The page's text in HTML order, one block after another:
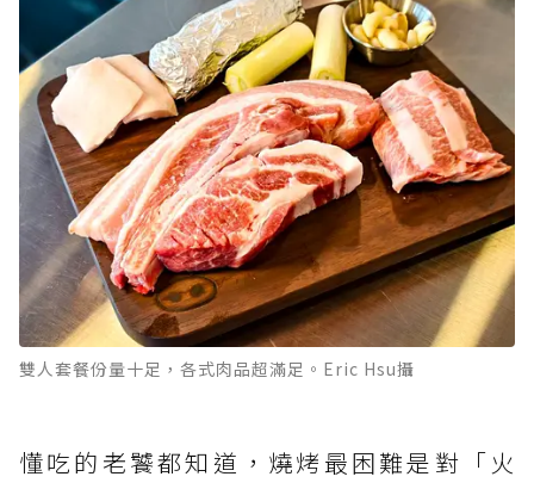
雙人套餐份量十足，各式肉品超滿足。Eric Hsu攝
懂吃的老饕都知道，燒烤最困難是對「火